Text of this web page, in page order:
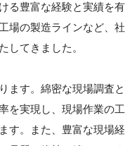
る豊富な経験と実績を有
場の製造ラインなど、社
してきました。
ます。綿密な現場調査と
を実現し、現場作業の工
す。また、豊富な現場経